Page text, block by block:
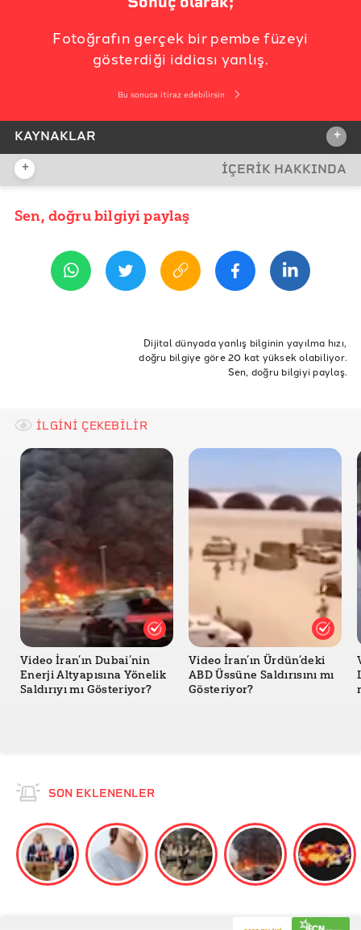
Fotoğrafın gerçek bir pembe füzeyi
gösterdiği iddiası yanlış.
Bu sonuca itiraz edebilirsin
KAYNAKLAR +
İDDİA KAYNAĞI
İddia Bağlantısı
REFERANSLAR
X - Tasnim News Agency
+ İÇERİK HAKKINDA
YAYIN TARİHİ
Sen, doğru bilgiyi paylaş
Dijital dünyada yanlış bilginin yayılma hızı,
doğru bilgiye göre 20 kat yüksek olabiliyor.
Sen, doğru bilgiyi paylaş.
İLGİNİ ÇEKEBİLİR
Video İran’ın Dubai’nin
Enerji Altyapısına Yönelik
Saldırıyı mı Gösteriyor?
Video İran’ın Ürdün’deki
ABD Üssüne Saldırısını mı
Gösteriyor?
SON EKLENENLER